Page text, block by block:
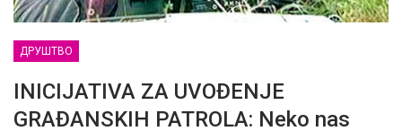
ДРУШТВО
INICIJATIVA ZA UVOĐENJE
GRAĐANSKIH PATROLA: Neko nas